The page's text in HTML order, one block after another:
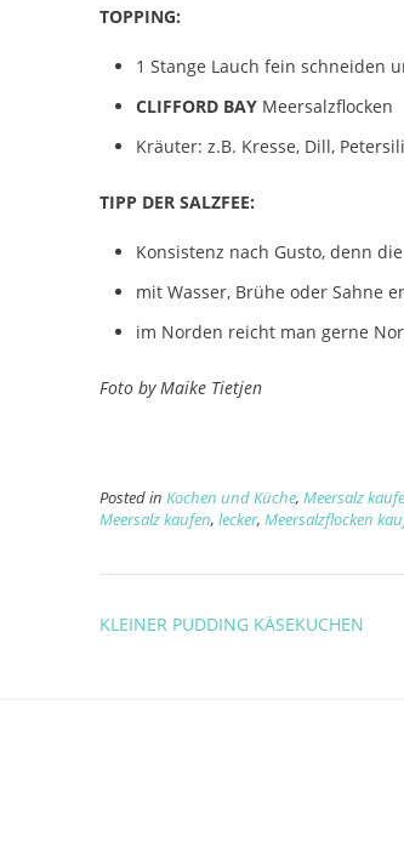
TOPPING:
1 Stange Lauch fein schneiden
CLIFFORD BAY Meersalzflocken
Kräuter: z.B. Kresse, Dill,
TIPP DER SALZFEE:
Konsistenz nach Gusto, denn
mit Wasser, Brühe oder Sahne
im Norden reicht man gerne
Foto by Maike Tietjen
Posted in Kochen und Küche, Meersalz
Meersalz kaufen, lecker, Meersalzflocken
Post
KLEINER PUDDING KÄSEKUCHEN